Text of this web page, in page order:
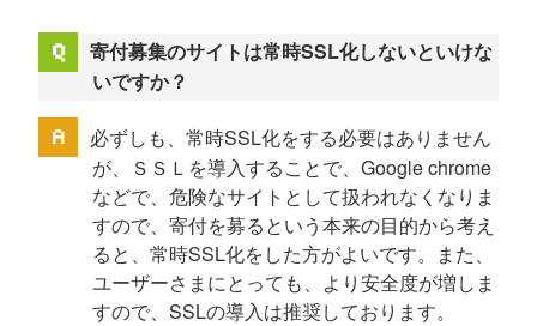
寄付募集のサイトは常時SSL化しないといけな
いですか？
必ずしも、常時SSL化をする必要はありません
が、ＳＳＬを導入することで、Google chrome
などで、危険なサイトとして扱われなくなりま
すので、寄付を募るという本来の目的から考え
ると、常時SSL化をした方がよいです。また、
ユーザーさまにとっても、より安全度が増しま
すので、SSLの導入は推奨しております。